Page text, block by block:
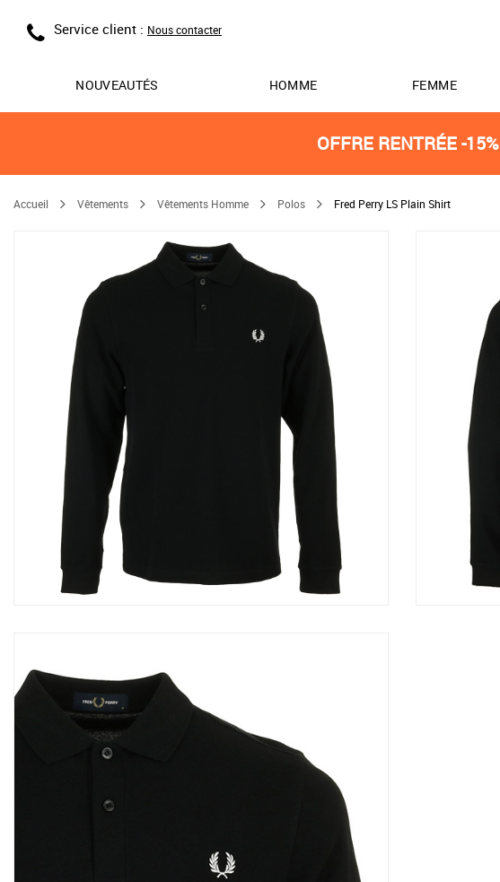
Service client : Nous contacter
NOUVEAUTÉS HOMME FEMME
OFFRE RENTRÉE -15%
Accueil Vêtements Vêtements Homme Polos Fred Perry LS Plain Shirt